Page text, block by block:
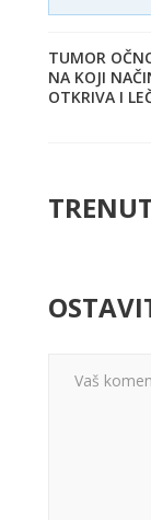
TUMOR
NA KOJI
OTKRIVA I